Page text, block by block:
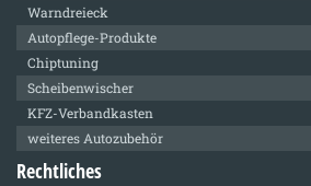
Warndreieck
Autopflege-Produkte
Chiptuning
Scheibenwischer
KFZ-Verbandkasten
weiteres Autozubehör
Rechtliches